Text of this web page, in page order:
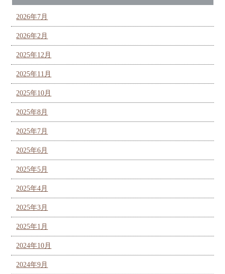
2026年7月
2026年2月
2025年12月
2025年11月
2025年10月
2025年8月
2025年7月
2025年6月
2025年5月
2025年4月
2025年3月
2025年1月
2024年10月
2024年9月